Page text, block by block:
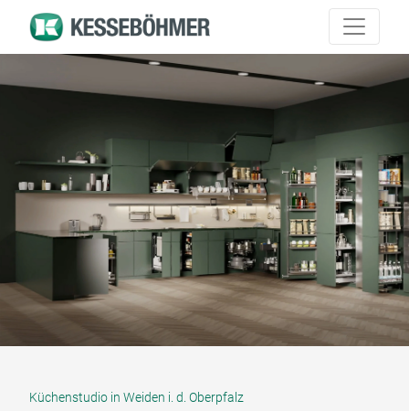
Küchenstudio in Weiden i. d. Oberpfalz